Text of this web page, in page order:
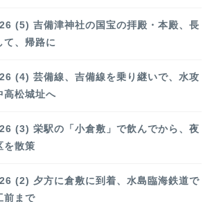
(5) 吉備津神社の国宝の拝殿・本殿、長
て、帰路に
(4) 芸備線、吉備線を乗り継いで、水攻
高松城址へ
(3) 栄駅の「小倉敷」で飲んでから、夜
を散策
(2) 夕方に倉敷に到着、水島臨海鉄道で
前まで